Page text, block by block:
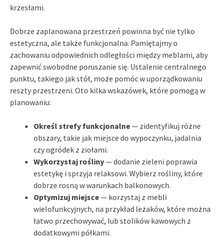
krzesłami.
Dobrze zaplanowana przestrzeń powinna być nie tylko
estetyczna, ale także funkcjonalna. Pamiętajmy o
zachowaniu odpowiednich odległości między meblami, aby
zapewnić swobodne poruszanie się. Ustalenie centralnego
punktu, takiego jak stół, może pomóc w uporządkowaniu
reszty przestrzeni. Oto kilka wskazówek, które pomogą w
planowaniu:
Określ strefy funkcjonalne— zidentyfikuj różne
obszary, takie jak miejsce do wypoczynku, jadalnia
czy ogródek z ziołami.
Wykorzystaj rośliny— dodanie zieleni poprawia
estetykę i sprzyja relaksowi. Wybierz rośliny, które
dobrze rosną w warunkach balkonowych.
Optymizuj miejsce— korzystaj z mebli
wielofunkcyjnych, na przykład leżaków, które można
łatwo przechowywać, lub stolików kawowych z
dodatkowymi półkami.